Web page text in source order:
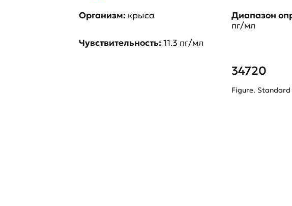
Организм: крыса Диапазон
пг/мл
Чувствительность:11.3 пг/мл
34720
Figure. Standard